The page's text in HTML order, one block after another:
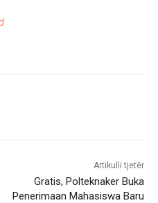
Artikulli tjetër
Gratis, Polteknaker Buka
Penerimaan Mahasiswa Baru